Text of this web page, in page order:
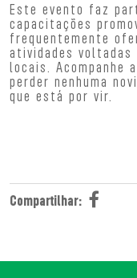
Este evento faz
capacitações
frequentemente
atividades
locais. Acompanhe
perder nenhuma
que está por vir.
Compartilhar: